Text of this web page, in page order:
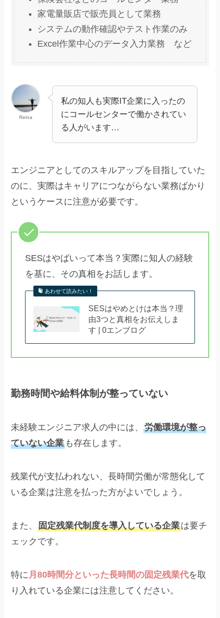
家電量販店で販売員として業務
システムの動作確認やテスト作業のみ
Excel作業中心のデータ入力業務 など
Reina
私の知人も実際IT企業に入ったの
にコールセンターで働かされてい
る人がいます…
エンジニアとしてのスキルアップを目指していた
のに、実際はキャリアにつながらない業務ばかり
というケースに注意が必要です。
SESはやばいって本当？実際に知人の経験
を基に、その真相をお話します。
あわせて読みたい！
SESはやめとけは本当？理
由3つと真相をお伝えしま
す | 0エンブログ
勤務時間や給料体制が整っていない
未経験エンジニア求人の中には、労働環境が整っ
ていない企業 も存在します。
残業代が支払われない、長時間労働が常態化して
いる企業は注意を払った方がよいでしょう。
また、固定残業代制度を導入している企業は要チ
ェックです。
特に 月80時間分といった長時間の固定残業代を取
り入れている企業には注意してください。